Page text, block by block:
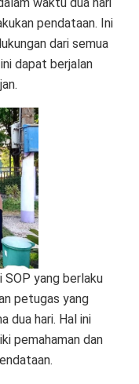
pendataan. Ini
dari semua
dapat berjalan
SOP yang berlaku
petugas yang
dua hari. Hal ini
pemahaman dan